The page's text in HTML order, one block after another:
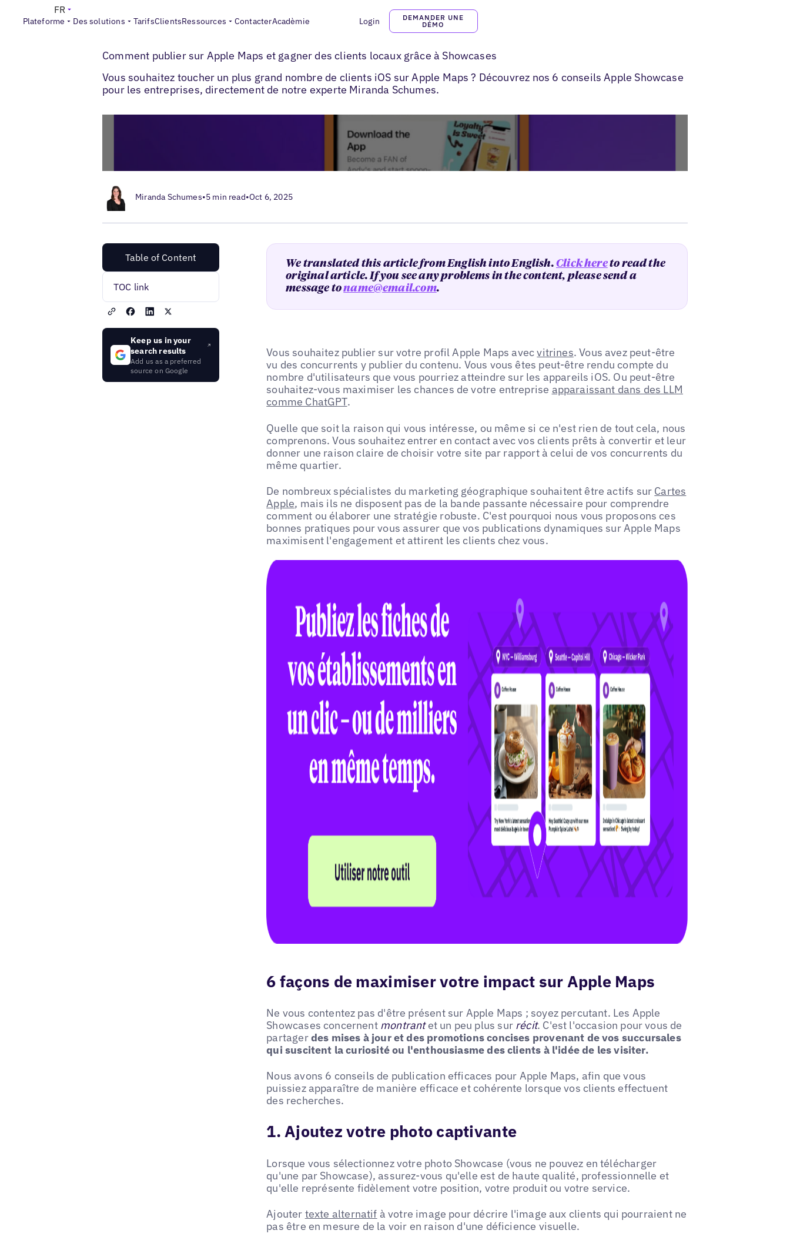
Plateforme Des solutions TarifsClientsRessources ContacterAcadèmie Login
DEMANDER UNE
DÉMO
FR
Blogs> Apple for Business>
Comment publier sur Apple Maps et gagner des clients locaux grâce à Showcases
Vous souhaitez toucher un plus grand nombre de clients iOS sur Apple Maps ? Découvrez nos 6 conseils Apple Showcase
pour les entreprises, directement de notre experte Miranda Schumes.
Miranda Schumes•5 min read•Oct 6, 2025
Table of Content
TOC link
Keep us in your
search results
Add us as a preferred
source on Google
We translated this article from English into English. Click hereto read the
original article. If you see any problems in the content, please send a
message toname@email.com.
Vous souhaitez publier sur votre profil Apple Maps avecvitrines. Vous avez peut-être
vu des concurrents y publier du contenu. Vous vous êtes peut-être rendu compte du
nombre d'utilisateurs que vous pourriez atteindre sur les appareils iOS. Ou peut-être
souhaitez-vous maximiser les chances de votre entreprise apparaissant dans des LLM
comme ChatGPT.
Quelle que soit la raison qui vous intéresse, ou même si ce n'est rien de tout cela, nous
comprenons. Vous souhaitez entrer en contact avec vos clients prêts à convertir et leur
donner une raison claire de choisir votre site par rapport à celui de vos concurrents du
même quartier.
De nombreux spécialistes du marketing géographique souhaitent être actifs sur Cartes
Apple, mais ils ne disposent pas de la bande passante nécessaire pour comprendre
comment ou élaborer une stratégie robuste. C'est pourquoi nous vous proposons ces
bonnes pratiques pour vous assurer que vos publications dynamiques sur Apple Maps
maximisent l'engagement et attirent les clients chez vous.
6 façons de maximiser votre impact sur Apple Maps
Ne vous contentez pas d'être présent sur Apple Maps ; soyez percutant. Les Apple
Showcases concernent montrantet un peu plus sur récit. C'est l'occasion pour vous de
partagerdes mises à jour et des promotions concises provenant de vos succursales
qui suscitent la curiosité ou l'enthousiasme des clients à l'idée de les visiter.
Nous avons 6 conseils de publication efficaces pour Apple Maps, afin que vous
puissiez apparaître de manière efficace et cohérente lorsque vos clients effectuent
des recherches.
1. Ajoutez votre photo captivante
Lorsque vous sélectionnez votre photo Showcase (vous ne pouvez en télécharger
qu'une par Showcase), assurez-vous qu'elle est de haute qualité, professionnelle et
qu'elle représente fidèlement votre position, votre produit ou votre service.
Ajouter texte alternatif à votre image pour décrire l'image aux clients qui pourraient ne
pas être en mesure de la voir en raison d'une déficience visuelle.